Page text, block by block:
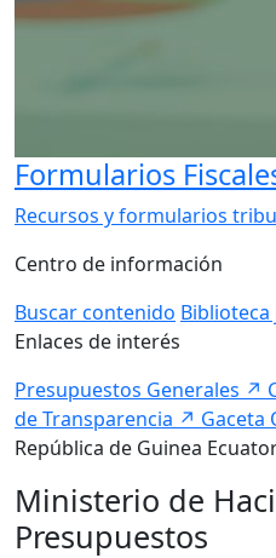
Formularios
Recursos y formularios
Centro de información
Buscar contenido
Enlaces de interés
Presupuestos Generales ↗
de Transparencia ↗ Gaceta
República de Guinea
Ministerio de
Presupuestos